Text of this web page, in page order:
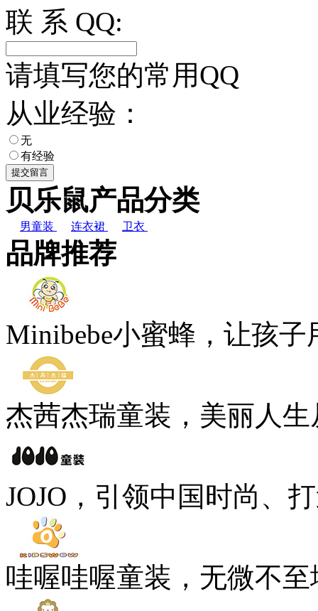
联 系 QQ:
请填写您的常用QQ
从业经验：
无
有经验
贝乐鼠产品分类
男童装 连衣裙 卫衣
品牌推荐
Minibebe小蜜蜂，让孩子
杰茜杰瑞童装，美丽人
JOJO，引领中国时尚、
哇喔哇喔童装，无微不